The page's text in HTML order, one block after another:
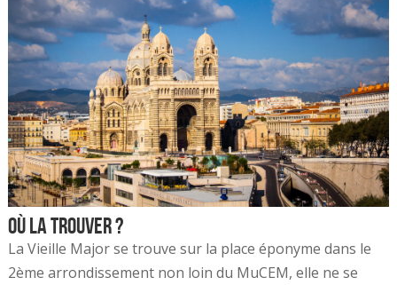
Où la trouver ?
La Vieille Major se trouve sur la place éponyme dans le
2ème arrondissement non loin du MuCEM, elle ne se